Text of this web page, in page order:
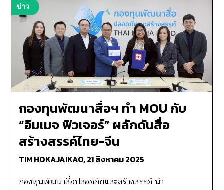
ข่าว
กองทุนพัฒนาสื่อฯ ทำ MOU กับ
“อิมเมจ ฟิวเจอร์” ผลักดันสื่อ
สร้างสรรค์ไทย-จีน
TIM HOKAJAIKAO,21 สิงหาคม 2025
กองทุนพัฒนาสื่อปลอดภัยและสร้างสรรค์ นำ